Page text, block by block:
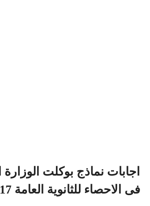
اجابات نماذج بوكلت الوزارة
فى الاحصاء للثانوية العامة 2017